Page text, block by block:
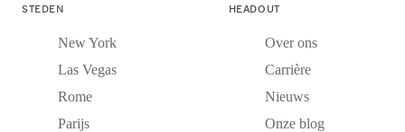
STEDEN
New York
Las Vegas
Rome
Parijs
HEADOUT
Over ons
Carrière
Nieuws
Onze blog